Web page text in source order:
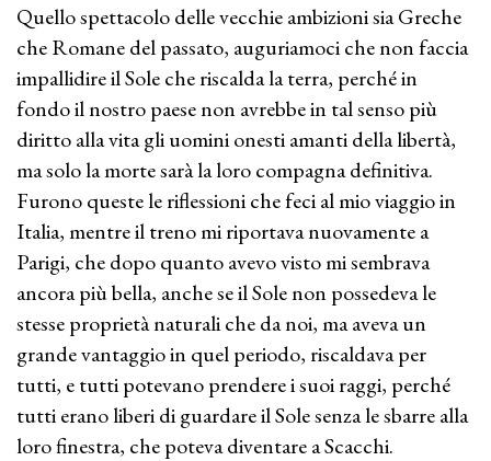
Quello spettacolo delle vecchie ambizioni sia Greche
che Romane del passato, auguriamoci che non faccia
impallidire il Sole che riscalda la terra, perché in
fondo il nostro paese non avrebbe in tal senso più
diritto alla vita gli uomini onesti amanti della libertà,
ma solo la morte sarà la loro compagna definitiva.
Furono queste le riflessioni che feci al mio viaggio in
Italia, mentre il treno mi riportava nuovamente a
Parigi, che dopo quanto avevo visto mi sembrava
ancora più bella, anche se il Sole non possedeva le
stesse proprietà naturali che da noi, ma aveva un
grande vantaggio in quel periodo, riscaldava per
tutti, e tutti potevano prendere i suoi raggi, perché
tutti erano liberi di guardare il Sole senza le sbarre alla
loro finestra, che poteva diventare a Scacchi.